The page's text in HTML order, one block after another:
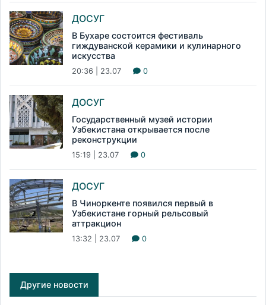
ДОСУГ
В Бухаре состоится фестиваль
гиждуванской керамики и кулинарного
искусства
20:36 | 23.07 0
ДОСУГ
Государственный музей истории
Узбекистана открывается после
реконструкции
15:19 | 23.07 0
ДОСУГ
В Чиноркенте появился первый в
Узбекистане горный рельсовый
аттракцион
13:32 | 23.07 0
Другие новости